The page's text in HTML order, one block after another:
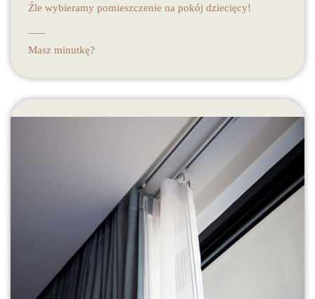
Źle wybieramy pomieszczenie na pokój dziecięcy!
Masz minutkę?